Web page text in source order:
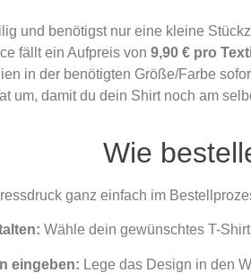
und benötigst nur eine kleine
fällt ein Aufpreis von 9,90 € pro
in der benötigten Größe/Farbe
um, damit du dein Shirt noch am
Wie
ganz einfach im
Wähle dein gewünschtes T-
eingeben: Lege das Design in den